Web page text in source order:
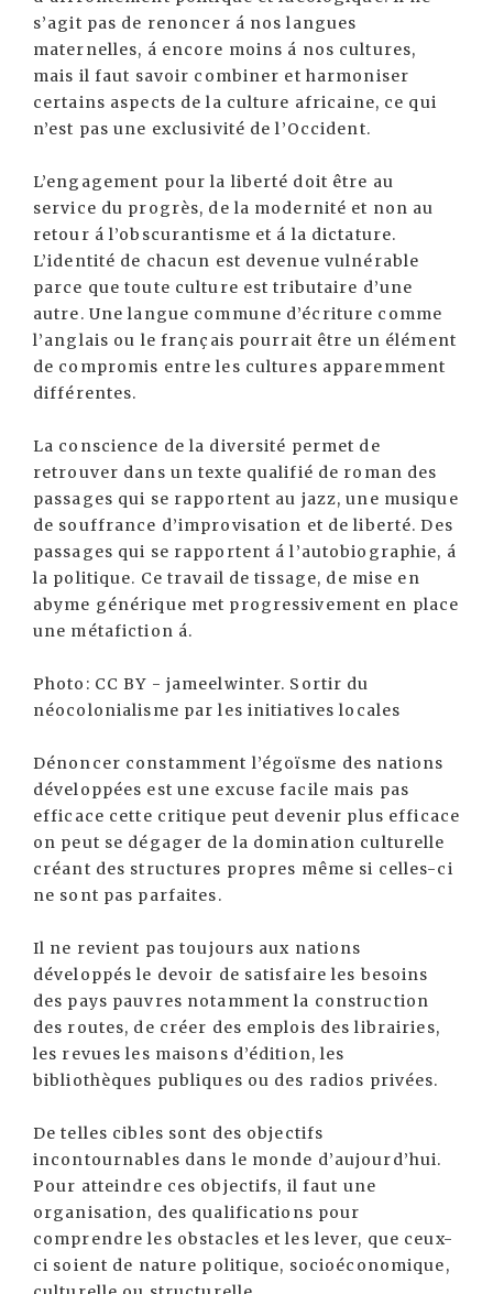
s’agit pas de renoncer á nos langues
maternelles, á encore moins á nos cultures,
mais il faut savoir combiner et harmoniser
certains aspects de la culture africaine, ce qui
n’est pas une exclusivité de l’Occident.
L’engagement pour la liberté doit être au
service du progrès, de la modernité et non au
retour á l’obscurantisme et á la dictature.
L’identité de chacun est devenue vulnérable
parce que toute culture est tributaire d’une
autre. Une langue commune d’écriture comme
l’anglais ou le français pourrait être un élément
de compromis entre les cultures apparemment
différentes.
La conscience de la diversité permet de
retrouver dans un texte qualifié de roman des
passages qui se rapportent au jazz, une musique
de souffrance d’improvisation et de liberté. Des
passages qui se rapportent á l’autobiographie, á
la politique. Ce travail de tissage, de mise en
abyme générique met progressivement en place
une métafiction á.
Photo: CC BY - jameelwinter. Sortir du
néocolonialisme par les initiatives locales
Dénoncer constamment l’égoïsme des nations
développées est une excuse facile mais pas
efficace cette critique peut devenir plus efficace
on peut se dégager de la domination culturelle
créant des structures propres même si celles-ci
ne sont pas parfaites.
Il ne revient pas toujours aux nations
développés le devoir de satisfaire les besoins
des pays pauvres notamment la construction
des routes, de créer des emplois des librairies,
les revues les maisons d’édition, les
bibliothèques publiques ou des radios privées.
De telles cibles sont des objectifs
incontournables dans le monde d’aujourd’hui.
Pour atteindre ces objectifs, il faut une
organisation, des qualifications pour
comprendre les obstacles et les lever, que ceux-
ci soient de nature politique, socioéconomique,